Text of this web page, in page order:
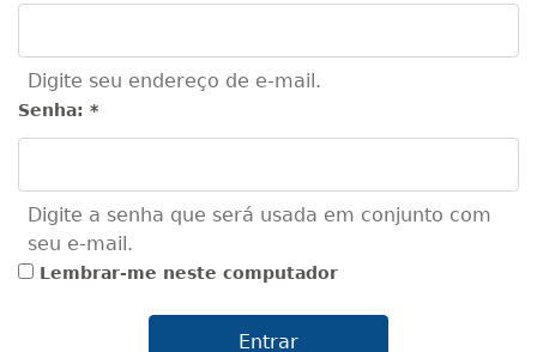
Digite seu endereço de e-mail.
Senha: *
Digite a senha que será usada em conjunto com
seu e-mail.
Lembrar-me neste computador